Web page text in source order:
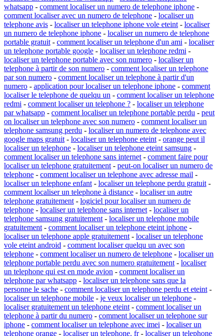
whatsapp - comment localiser un numero de telephone iphone -
comment localiser avec un numero de telephone - localiser un
telephone avis - localiser un telephone iphone vole eteint - localiser
un numero de telephone iphone - localiser un numero de telephone
portable gratuit - comment localiser un telephone d'un ami - localiser
un telephone portable google - localiser un telephone redmi -
localiser un telephone portable avec son numero - localiser un
telephone à partir de son numero - comment localiser un telephone
par son numero - comment localiser un telephone à partir d'un
numero - application pour localiser un telephone iphone - comment
localiser le telephone de quelqu un - comment localiser un telephone
redmi - comment localiser un telephone ? - localiser un telephone
par whatsapp - comment localiser un telephone portable perdu - peut
on localiser un telephone avec son numero - comment localiser un
telephone samsung perdu - localiser un numero de telephone avec
google maps gratuit - localiser un telephone eteint - orange peut il
localiser un telephone - localiser un telephone eteint samsung -
comment localiser un telephone sans internet - comment faire pour
localiser un telephone gratuitement - peut-on localiser un numero de
telephone - comment localiser un telephone avec adresse mail -
localiser un telephone enfant - localiser un telephone perdu gratuit -
comment localiser un telephone à distance - localiser un autre
telephone gratuitement - logiciel pour localiser un numero de
telephone - localiser un telephone sans internet - localiser un
telephone samsung gratuitement - localiser un telephone mobile
gratuitement - comment localiser un telephone eteint iphone -
localiser un telephone apple gratuitement - localiser un telephone
vole eteint android - comment localiser quelqu un avec son
telephone - comment localiser un numero de telephone - localiser un
telephone portable perdu avec son numero gratuitement - localiser
un telephone qui est en mode avion - comment localiser un
telephone par whatsapp - localiser un telephone sans que la
personne le sache - comment localiser un telephone perdu et eteint -
localiser un telephone mobile - je veux localiser un telephone -
localiser gratuitement un telephone eteint - comment localiser un
telephone à partir du numero - comment localiser un telephone sur
iphone - comment localiser un telephone avec imei - localiser un
telephone orange - localiser un telephone. fr- localiser un telephone